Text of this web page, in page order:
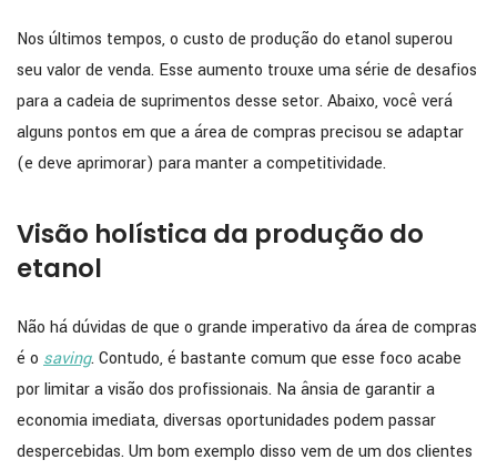
Nos últimos tempos, o custo de produção do etanol superou
seu valor de venda. Esse aumento trouxe uma série de desafios
para a cadeia de suprimentos desse setor. Abaixo, você verá
alguns pontos em que a área de compras precisou se adaptar
(e deve aprimorar) para manter a competitividade.
Visão holística da produção do
etanol
Não há dúvidas de que o grande imperativo da área de compras
é o saving. Contudo, é bastante comum que esse foco acabe
por limitar a visão dos profissionais. Na ânsia de garantir a
economia imediata, diversas oportunidades podem passar
despercebidas. Um bom exemplo disso vem de um dos clientes